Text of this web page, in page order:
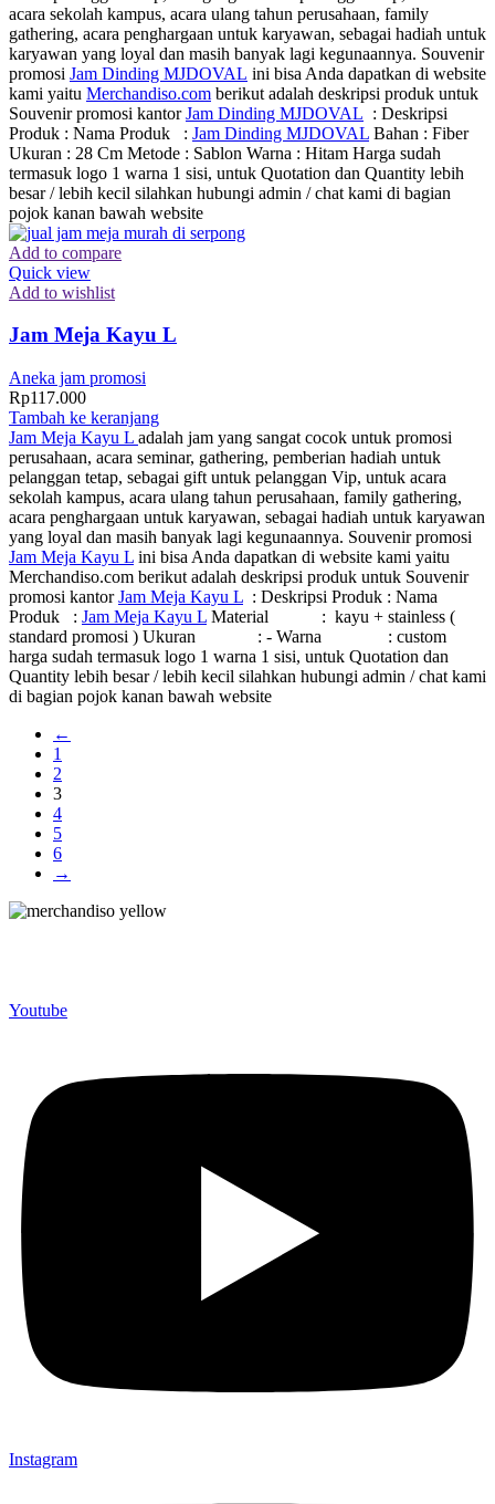
acara sekolah kampus, acara ulang tahun perusahaan, family
gathering, acara penghargaan untuk karyawan, sebagai hadiah untuk
karyawan yang loyal dan masih banyak lagi kegunaannya. Souvenir
promosi Jam Dinding MJDOVAL ini bisa Anda dapatkan di website
kami yaitu Merchandiso.com berikut adalah deskripsi produk untuk
Souvenir promosi kantorJam Dinding MJDOVAL : Deskripsi
Produk : Nama Produk : Jam Dinding MJDOVAL Bahan : Fiber
Ukuran : 28 Cm Metode : Sablon Warna : Hitam Harga sudah
termasuk logo 1 warna 1 sisi, untuk Quotation dan Quantity lebih
besar / lebih kecil silahkan hubungi admin / chat kami di bagian
pojok kanan bawah website
Add to compare
Quick view
Add to wishlist
Jam Meja Kayu L
Aneka jam promosi
Rp117.000
Tambah ke keranjang
Jam Meja Kayu L adalah jam yang sangat cocok untuk promosi
perusahaan, acara seminar, gathering, pemberian hadiah untuk
pelanggan tetap, sebagai gift untuk pelanggan Vip, untuk acara
sekolah kampus, acara ulang tahun perusahaan, family gathering,
acara penghargaan untuk karyawan, sebagai hadiah untuk karyawan
yang loyal dan masih banyak lagi kegunaannya. Souvenir promosi
Jam Meja Kayu L ini bisa Anda dapatkan di website kami yaitu
Merchandiso.com berikut adalah deskripsi produk untuk Souvenir
promosi kantorJam Meja Kayu L : Deskripsi Produk : Nama
Produk : Jam Meja Kayu L Material : kayu + stainless (
standard promosi ) Ukuran : - Warna : custom
harga sudah termasuk logo 1 warna 1 sisi, untuk Quotation dan
Quantity lebih besar / lebih kecil silahkan hubungi admin / chat kami
di bagian pojok kanan bawah website
←
1
2
3
4
5
6
→
Youtube
Instagram